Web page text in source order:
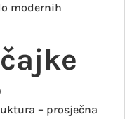
modernih
– prosječna